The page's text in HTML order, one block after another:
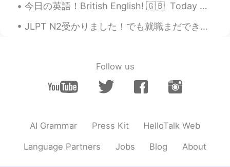
今日の英語！British English! 🇬🇧 Today we will learn some very British words 今日のレッスンは、British English w...
JLPT N2受かりました！でも就職まだできませんが😭😭😭頑張ります！ ちなみに… 東京にイベントプランナー・マーケティング・セールズ・司会の仕事があれば教えてください！ 英語・日本語・ベトナム語
Follow us
AI Grammar Press Kit HelloTalk Web
Language Partners Jobs Blog About